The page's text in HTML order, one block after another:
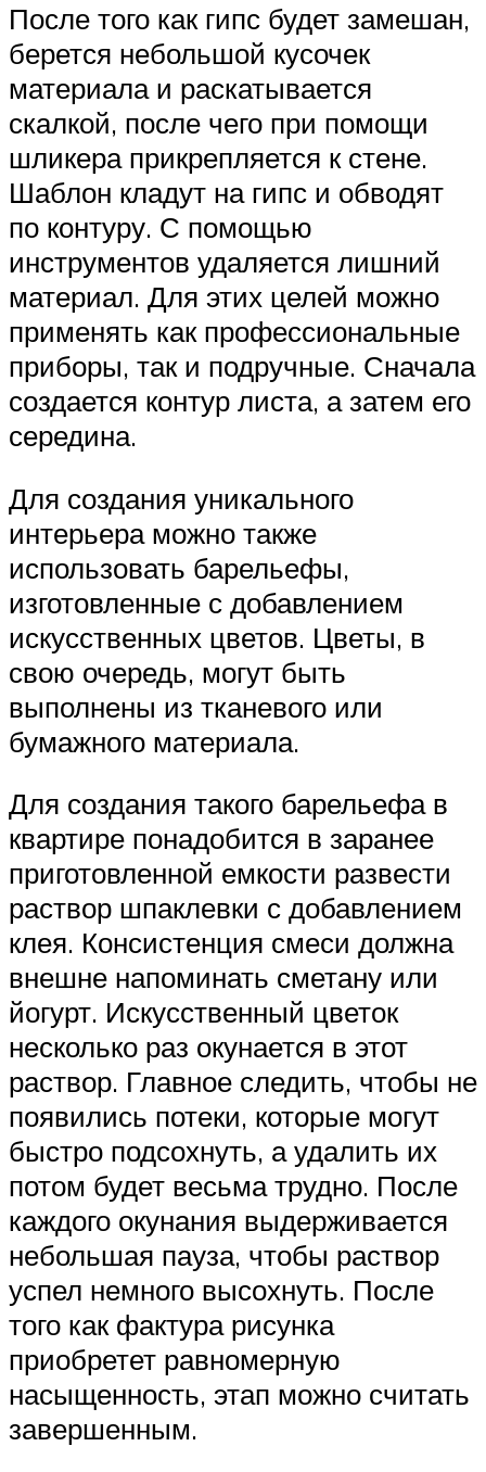
После того как гипс будет замешан,
берется небольшой кусочек
материала и раскатывается
скалкой, после чего при помощи
шликера прикрепляется к стене.
Шаблон кладут на гипс и обводят
по контуру. С помощью
инструментов удаляется лишний
материал. Для этих целей можно
применять как профессиональные
приборы, так и подручные. Сначала
создается контур листа, а затем его
середина.
Для создания уникального
интерьера можно также
использовать барельефы,
изготовленные с добавлением
искусственных цветов. Цветы, в
свою очередь, могут быть
выполнены из тканевого или
бумажного материала.
Для создания такого барельефа в
квартире понадобится в заранее
приготовленной емкости развести
раствор шпаклевки с добавлением
клея. Консистенция смеси должна
внешне напоминать сметану или
йогурт. Искусственный цветок
несколько раз окунается в этот
раствор. Главное следить, чтобы не
появились потеки, которые могут
быстро подсохнуть, а удалить их
потом будет весьма трудно. После
каждого окунания выдерживается
небольшая пауза, чтобы раствор
успел немного высохнуть. После
того как фактура рисунка
приобретет равномерную
насыщенность, этап можно считать
завершенным.